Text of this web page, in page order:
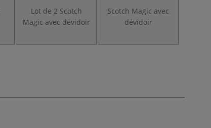
Lot de 2 Scotch
Magic avec dévidoir
Scotch Magic avec
dévidoir